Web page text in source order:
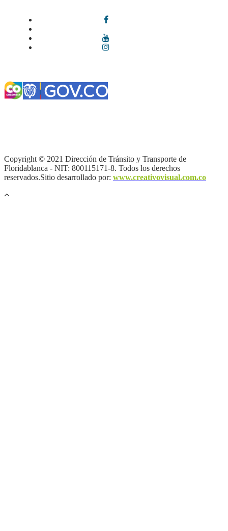
Copyright © 2021 Dirección de Tránsito y Transporte de
Floridablanca - NIT: 800115171-8. Todos los derechos
reservados.Sitio desarrollado por: www.creativovisual.com.co